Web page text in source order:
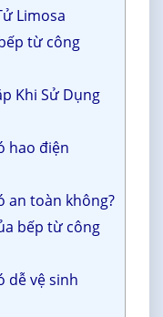
Limosa
từ công
Khi Sử Dụng
hao điện
an toàn không?
bếp từ công
dễ vệ sinh